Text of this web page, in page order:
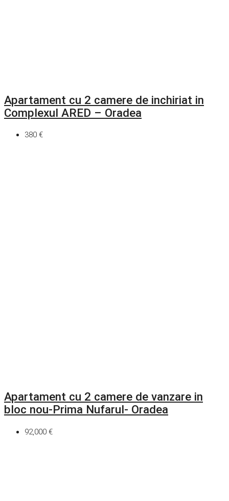
Apartament cu 2 camere de inchiriat in
Complexul ARED – Oradea
380 €
Apartament cu 2 camere de vanzare in
bloc nou-Prima Nufarul- Oradea
92,000 €